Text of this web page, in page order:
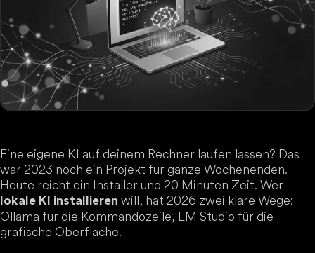
Eine eigene KI auf deinem Rechner laufen lassen? Das
war 2023 noch ein Projekt für ganze Wochenenden.
Heute reicht ein Installer und 20 Minuten Zeit. Wer
lokale KI installieren will, hat 2026 zwei klare Wege:
Ollama für die Kommandozeile, LM Studio für die
grafische Oberfläche.